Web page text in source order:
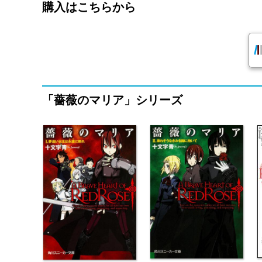
購入はこちらから
「薔薇のマリア」シリーズ